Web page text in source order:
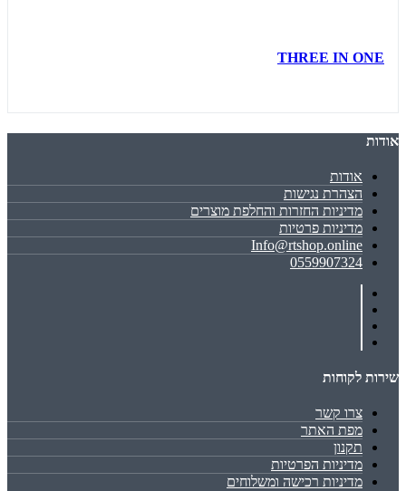
THREE IN ONE
אודות
אודות
הצהרת נגישות
מדיניות החזרות והחלפת מוצרים
מדיניות פרטיות
Info@rtshop.online
0559907324
שירות לקוחות
צרו קשר
מפת האתר
תקנון
מדיניות הפרטיות
מדיניות רכישה ומשלוחים